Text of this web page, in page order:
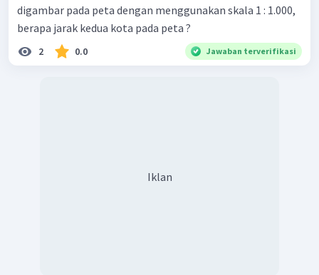
digambar pada peta dengan menggunakan skala 1 : 1.000,
berapa jarak kedua kota pada peta ?
2 0.0 Jawaban terverifikasi
Iklan